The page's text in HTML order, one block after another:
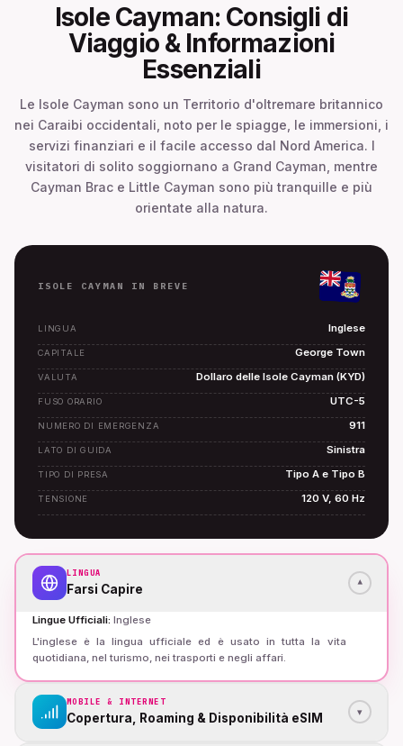
Isole Cayman: Consigli di
Viaggio & Informazioni
Essenziali
Le Isole Cayman sono un Territorio d'oltremare britannico
nei Caraibi occidentali, noto per le spiagge, le immersioni, i
servizi finanziari e il facile accesso dal Nord America. I
visitatori di solito soggiornano a Grand Cayman, mentre
Cayman Brac e Little Cayman sono più tranquille e più
orientate alla natura.
ISOLE CAYMAN IN BREVE
LINGUA Inglese
CAPITALE George Town
VALUTA Dollaro delle Isole Cayman (KYD)
FUSO ORARIO UTC-5
NUMERO DI EMERGENZA 911
LATO DI GUIDA Sinistra
TIPO DI PRESA Tipo A e Tipo B
TENSIONE 120 V, 60 Hz
LINGUA
Farsi Capire ▾
Lingue Ufficiali: Inglese
L'inglese è la lingua ufficiale ed è usato in tutta la vita
quotidiana, nel turismo, nei trasporti e negli affari.
MOBILE & INTERNET
Copertura, Roaming & Disponibilità eSIM ▾